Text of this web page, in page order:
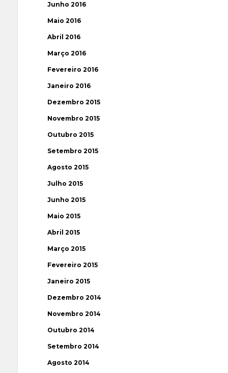
Junho 2016
Maio 2016
Abril 2016
Março 2016
Fevereiro 2016
Janeiro 2016
Dezembro 2015
Novembro 2015
Outubro 2015
Setembro 2015
Agosto 2015
Julho 2015
Junho 2015
Maio 2015
Abril 2015
Março 2015
Fevereiro 2015
Janeiro 2015
Dezembro 2014
Novembro 2014
Outubro 2014
Setembro 2014
Agosto 2014